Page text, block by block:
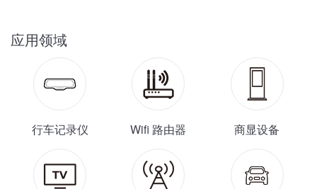
应用领域
行车记录仪 Wifi 路由器 商显设备